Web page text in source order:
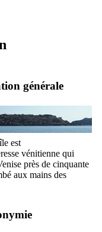
générale
est
vénitienne qui
près de cinquante
aux mains des